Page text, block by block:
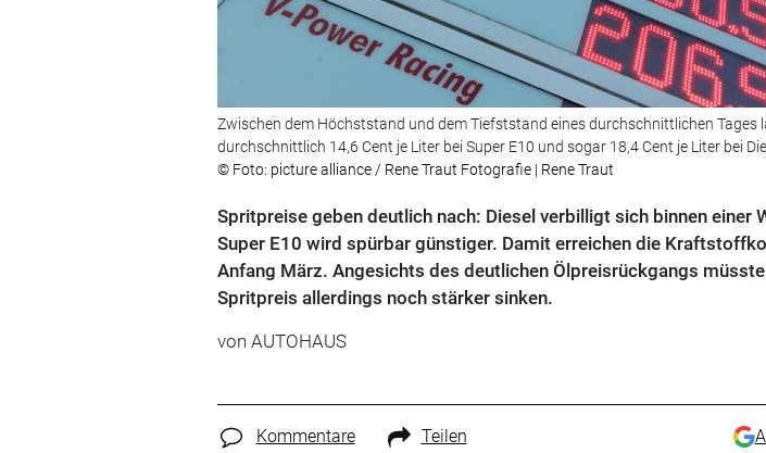
Zwischen dem Höchststand und dem Tiefststand eines durchschnittlichen Tages
durchschnittlich 14,6 Cent je Liter bei Super E10 und sogar 18,4 Cent je Liter bei
© Foto: picture alliance / Rene Traut Fotografie | Rene Traut
Spritpreise geben deutlich nach: Diesel verbilligt sich binnen einer
Super E10 wird spürbar günstiger. Damit erreichen die
Anfang März. Angesichts des deutlichen Ölpreisrückgangs
Spritpreis allerdings noch stärker sinken.
von AUTOHAUS
Kommentare Teilen